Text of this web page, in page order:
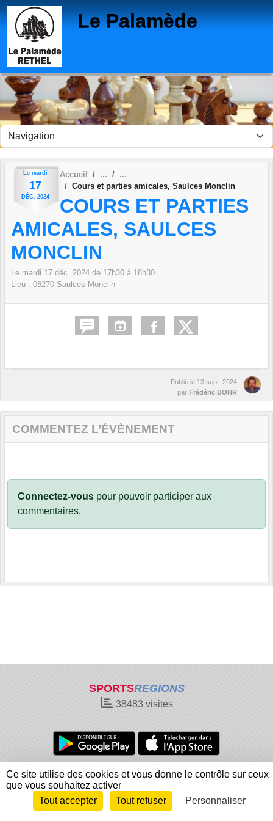
Le Palamède
Le mardi
17
DÉC. 2024
Accueil
Cours et parties amicales, Saulces Monclin
COURS ET PARTIES
AMICALES, SAULCES
MONCLIN
Le mardi 17 déc. 2024 de 17h30 à 18h30
Lieu : 08270 Saulces Monclin
Publié le 13 sept. 2024
par Frédéric BOHR
COMMENTEZ L’ÉVÈNEMENT
Connectez-vous pour pouvoir participer aux
commentaires.
SPORTSREGIONS
38483visites
Charte cookies
Gestion des cookies
Informations légales
Signaler un contenu inapproprié
Envie de participer ?
Connexion
Panneau de gestion des cookies
Ce site utilise des cookies et vous donne le contrôle sur ceux
que vous souhaitez activer
Tout accepter
Tout refuser Personnaliser